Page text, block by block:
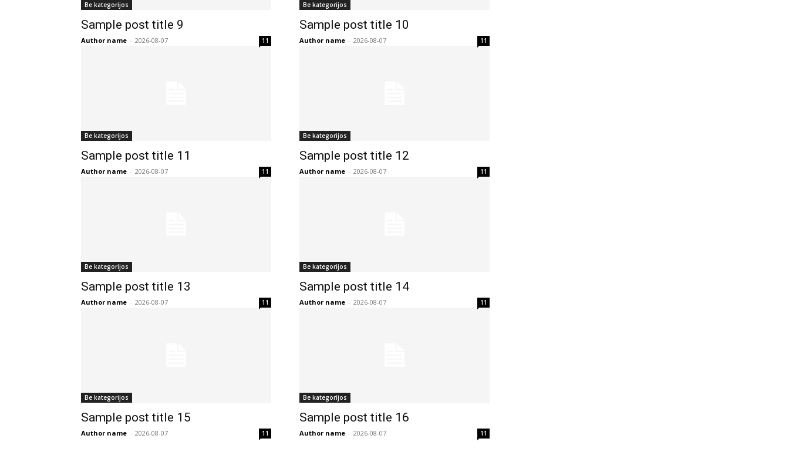
Be kategorijos
Sample post title 9
Author name - 2026-08-07 11
Be kategorijos
Sample post title 10
Author name - 2026-08-07 11
Be kategorijos
Sample post title 11
Author name - 2026-08-07 11
Be kategorijos
Sample post title 12
Author name - 2026-08-07 11
Be kategorijos
Sample post title 13
Author name - 2026-08-07 11
Be kategorijos
Sample post title 14
Author name - 2026-08-07 11
Be kategorijos
Sample post title 15
Author name - 2026-08-07 11
Be kategorijos
Sample post title 16
Author name - 2026-08-07 11